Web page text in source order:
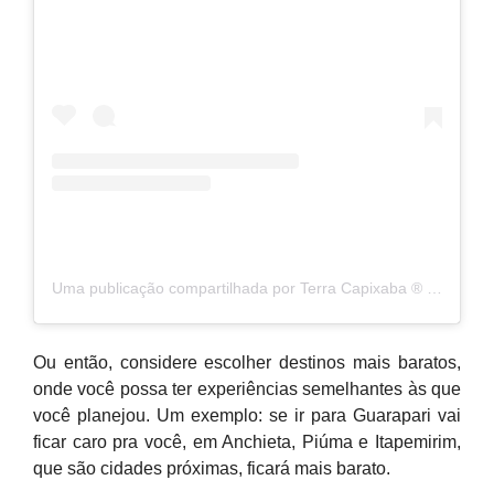
Uma publicação compartilhada por Terra Capixaba ®️ (@terracapixaba)
Ou então, considere escolher destinos mais baratos,
onde você possa ter experiências semelhantes às que
você planejou. Um exemplo: se ir para Guarapari vai
ficar caro pra você, em Anchieta, Piúma e Itapemirim,
que são cidades próximas, ficará mais barato.